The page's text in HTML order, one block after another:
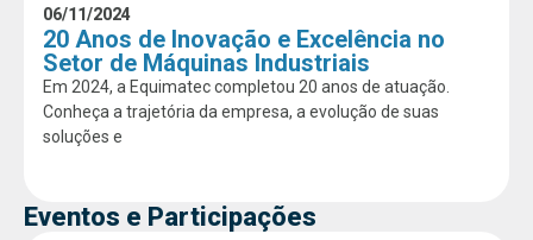
06/11/2024
20 Anos de Inovação e Excelência no
Setor de Máquinas Industriais
Em 2024, a Equimatec completou 20 anos de atuação.
Conheça a trajetória da empresa, a evolução de suas
soluções e
Eventos e Participações